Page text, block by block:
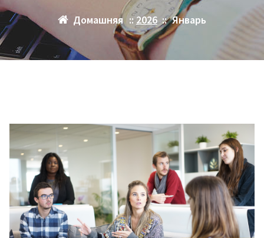
Домашняя :: 2026:: Январь